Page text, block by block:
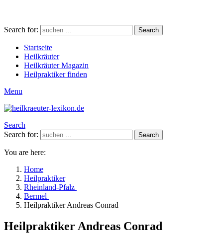
Search for: Search
Startseite
Heilkräuter
Heilkräuter Magazin
Heilpraktiker finden
Menu
Search
Search for:
Search
You are here:
Home
Heilpraktiker
Rheinland-Pfalz
Bermel
Heilpraktiker Andreas Conrad
Heilpraktiker Andreas Conrad